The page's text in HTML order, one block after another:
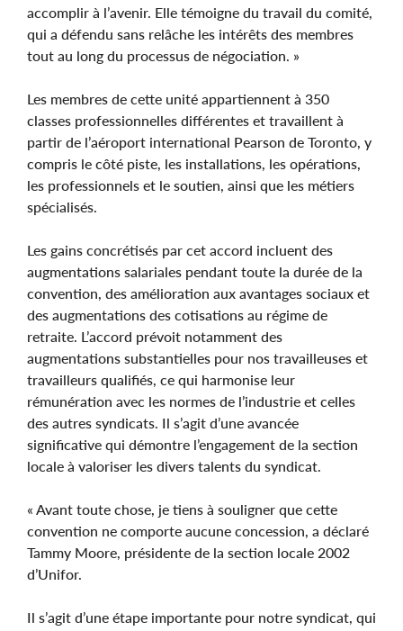
accomplir à l’avenir. Elle témoigne du travail du comité,
qui a défendu sans relâche les intérêts des membres
tout au long du processus de négociation. »
Les membres de cette unité appartiennent à 350
classes professionnelles différentes et travaillent à
partir de l’aéroport international Pearson de Toronto, y
compris le côté piste, les installations, les opérations,
les professionnels et le soutien, ainsi que les métiers
spécialisés.
Les gains concrétisés par cet accord incluent des
augmentations salariales pendant toute la durée de la
convention, des amélioration aux avantages sociaux et
des augmentations des cotisations au régime de
retraite. L’accord prévoit notamment des
augmentations substantielles pour nos travailleuses et
travailleurs qualifiés, ce qui harmonise leur
rémunération avec les normes de l’industrie et celles
des autres syndicats. Il s’agit d’une avancée
significative qui démontre l’engagement de la section
locale à valoriser les divers talents du syndicat.
« Avant toute chose, je tiens à souligner que cette
convention ne comporte aucune concession, a déclaré
Tammy Moore, présidente de la section locale 2002
d’Unifor.
Il s’agit d’une étape importante pour notre syndicat, qui